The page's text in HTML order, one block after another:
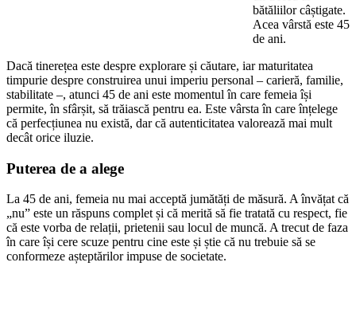
bătăliilor câștigate.
Acea vârstă este 45
de ani.
Dacă tinerețea este despre explorare și căutare, iar maturitatea
timpurie despre construirea unui imperiu personal – carieră, familie,
stabilitate –, atunci 45 de ani este momentul în care femeia își
permite, în sfârșit, să trăiască pentru ea. Este vârsta în care înțelege
că perfecțiunea nu există, dar că autenticitatea valorează mai mult
decât orice iluzie.
Puterea de a alege
La 45 de ani, femeia nu mai acceptă jumătăți de măsură. A învățat că
„nu” este un răspuns complet și că merită să fie tratată cu respect, fie
că este vorba de relații, prietenii sau locul de muncă. A trecut de faza
în care își cere scuze pentru cine este și știe că nu trebuie să se
conformeze așteptărilor impuse de societate.